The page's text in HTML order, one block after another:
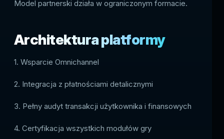
Model partnerski działa w ograniczonym formacie.
Architektura platformy
1. Wsparcie Omnichannel
2. Integracja z płatnościami detalicznymi
3. Pełny audyt transakcji użytkownika i finansowych
4. Certyfikacja wszystkich modułów gry